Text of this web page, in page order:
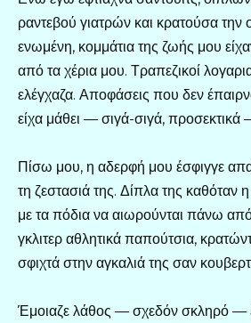
ραντεβού γιατρών και κρατούσα την
ενωμένη, κομμάτια της ζωής μου
από τα χέρια μου. Τραπεζικοί
ελέγχαζα. Αποφάσεις που δεν
είχα μάθει — σιγά-σιγά,
Πίσω μου, η αδερφή μου έσφιγγε
τη ζεστασιά της. Δίπλα της καθόταν
με τα πόδια να αιωρούνται πάνω
γκλιτερ αθλητικά παπούτσια,
σφιχτά στην αγκαλιά της σαν
Έμοιαζε λάθος — σχεδόν σκληρό —